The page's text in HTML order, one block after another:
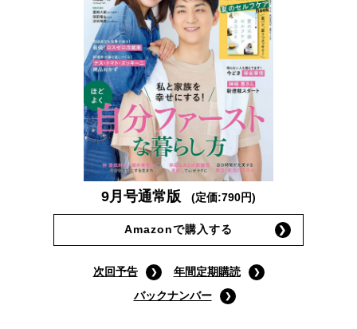
9月号通常版 (定価:790円)
Amazonで購入する
次回予告
年間定期購読
バックナンバー